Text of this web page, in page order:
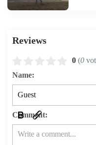
Reviews
0 (0
Name:
Comment: